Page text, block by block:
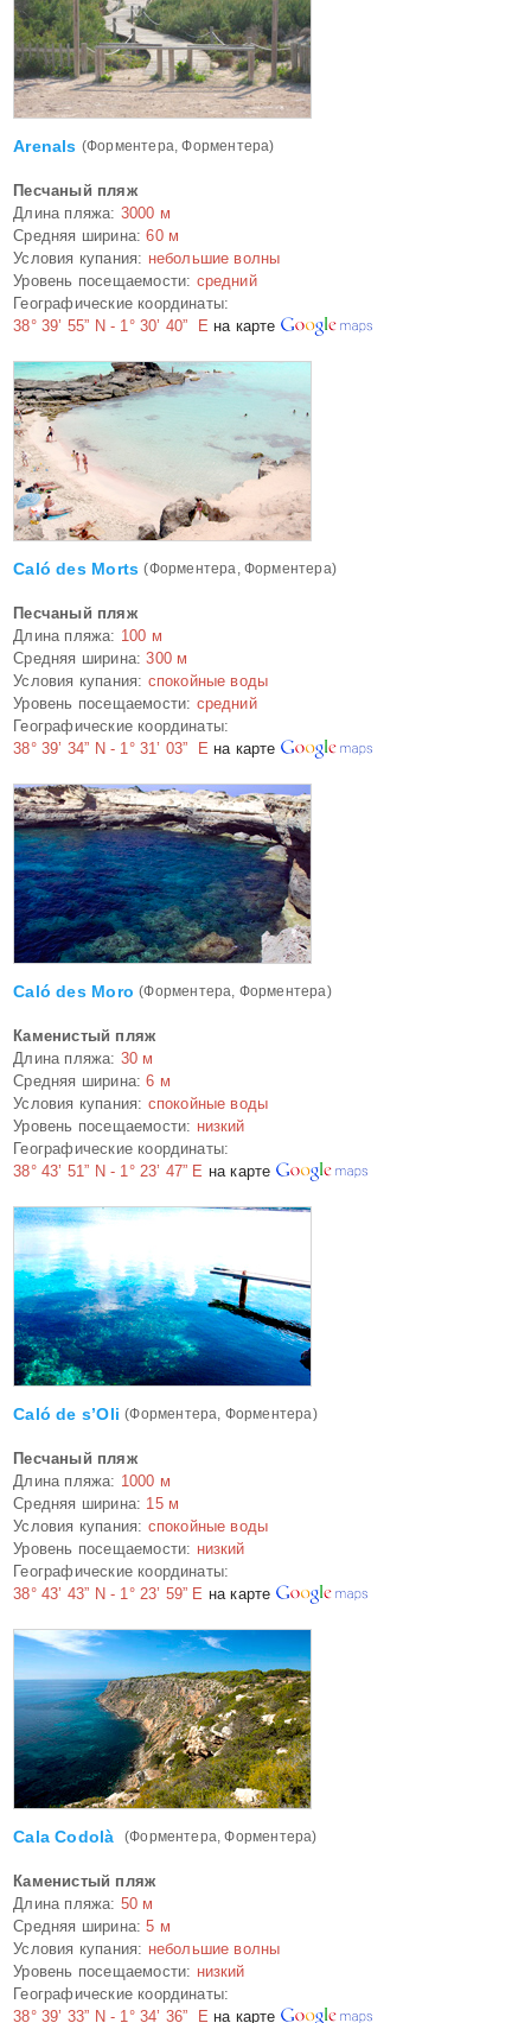
Arenals (Форментера, Форментера)
Песчаный пляж
Длина пляжа: 3000 м
Средняя ширина:60 м
Условия купания: небольшие волны
Уровень посещаемости: средний
Географические координаты:
38° 39’ 55” N - 1° 30’ 40” E на карте
Caló des Morts (Форментера, Форментера)
Песчаный пляж
Длина пляжа: 100 м
Средняя ширина:300 м
Условия купания: спокойные воды
Уровень посещаемости: средний
Географические координаты:
38° 39’ 34” N - 1° 31’ 03” E на карте
Caló des Moro (Форментера, Форментера)
Каменистый пляж
Длина пляжа: 30 м
Средняя ширина:6 м
Условия купания: спокойные воды
Уровень посещаемости: низкий
Географические координаты:
38° 43’ 51” N - 1° 23’ 47” E на карте
Caló de s’Oli (Форментера, Форментера)
Песчаный пляж
Длина пляжа: 1000 м
Средняя ширина: 15 м
Условия купания: спокойные воды
Уровень посещаемости: низкий
Географические координаты:
38° 43’ 43” N - 1° 23’ 59” E на карте
Cala Codolà (Форментера, Форментера)
Каменистый пляж
Длина пляжа: 50 м
Средняя ширина:5 м
Условия купания: небольшие волны
Уровень посещаемости: низкий
Географические координаты:
38° 39’ 33” N - 1° 34’ 36” E на карте